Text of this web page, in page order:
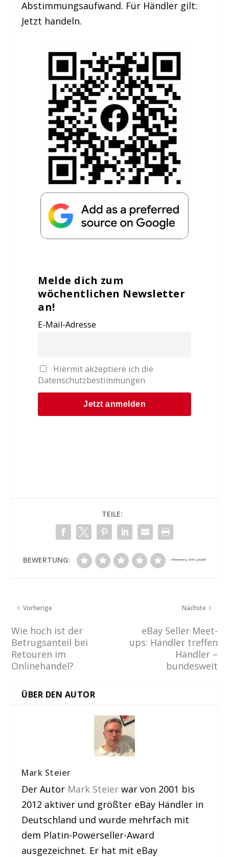
Abstimmungsaufwand. Für Händler gilt:
Jetzt handeln.
Melde dich zum
wöchentlichen Newsletter
an!
E-Mail-Adresse
Hiermit akzeptiere ich die
Datenschutzbestimmungen
TEILE:
BEWERTUNG:
Vorherige
Wie hoch ist der
Betrugsanteil bei
Retouren im
Onlinehandel?
Nächste
eBay Seller Meet-
ups: Händler treffen
Händler –
bundesweit
ÜBER DEN AUTOR
Mark Steier
Der Autor Mark Steier war von 2001 bis
2012 aktiver und größter eBay Händler in
Deutschland und wurde mehrfach mit
dem Platin-Powerseller-Award
ausgezeichnet. Er hat mit eBay